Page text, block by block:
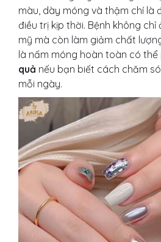
màu, dày móng và thậm chí là
điều trị kịp thời. Bệnh không
mỹ mà còn làm giảm chất
là nấm móng hoàn toàn có thể
quả nếu bạn biết cách chăm
mỗi ngày.